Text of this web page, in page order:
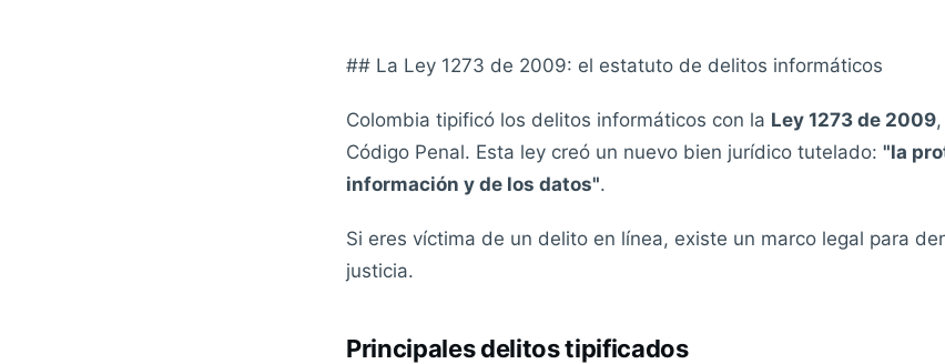
## La Ley 1273 de 2009: el estatuto de delitos informáticos
Colombia tipificó los delitos informáticos con la Ley 1273 de 2009
Código Penal. Esta ley creó un nuevo bien jurídico tutelado: "la
información y de los datos".
Si eres víctima de un delito en línea, existe un marco legal para
justicia.
Principales delitos tipificados